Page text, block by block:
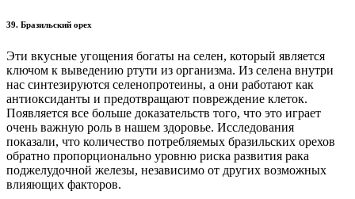
39. Бразильский орех
Эти вкусные угощения богаты на селен, который является
ключом к выведению ртути из организма. Из селена внутри
нас синтезируются селенопротеины, а они работают как
антиоксиданты и предотвращают повреждение клеток.
Появляется все больше доказательств того, что это играет
очень важную роль в нашем здоровье. Исследования
показали, что количество потребляемых бразильских орехов
обратно пропорционально уровню риска развития рака
поджелудочной железы, независимо от других возможных
влияющих факторов.